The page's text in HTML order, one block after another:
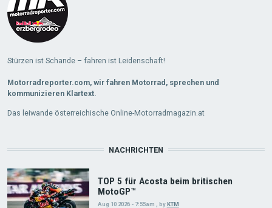
Stürzen ist Schande – fahren ist Leidenschaft!
Motorradreporter.com, wir fahren Motorrad, sprechen und
kommunizieren Klartext.
Das leiwande österreichische Online-Motorradmagazin.at
NACHRICHTEN
TOP 5 für Acosta beim britischen
MotoGP™
Aug 10 2026 - 7:55am byKTM